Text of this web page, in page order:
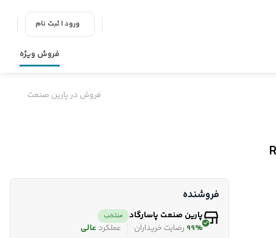
ورود | ثبت نام
فروش ویژه
فروش در پارین صنعت
فروشنده
پارین صنعت پاسارگاد منتخب
99% رضایت خریداران عملکرد عالی